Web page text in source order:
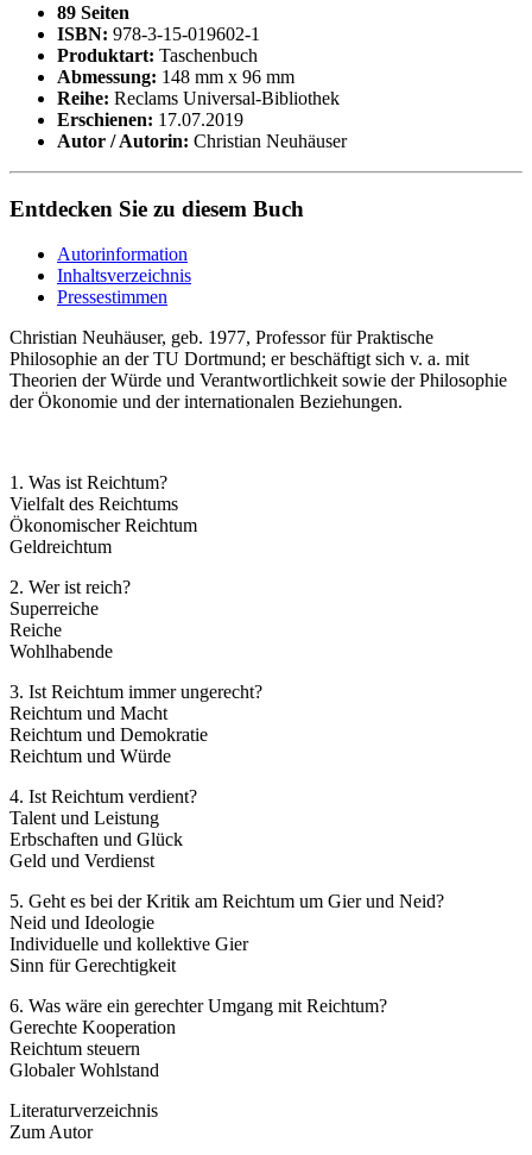
89 Seiten
ISBN: 978-3-15-019602-1
Produktart: Taschenbuch
Abmessung: 148 mm x 96 mm
Reihe: Reclams Universal-Bibliothek
Erschienen: 17.07.2019
Autor / Autorin: Christian Neuhäuser
Entdecken Sie zu diesem Buch
Autorinformation
Inhaltsverzeichnis
Pressestimmen
Christian Neuhäuser, geb. 1977, Professor für Praktische
Philosophie an der TU Dortmund; er beschäftigt sich v. a. mit
Theorien der Würde und Verantwortlichkeit sowie der Philosophie
der Ökonomie und der internationalen Beziehungen.
1. Was ist Reichtum?
Vielfalt des Reichtums
Ökonomischer Reichtum
Geldreichtum
2. Wer ist reich?
Superreiche
Reiche
Wohlhabende
3. Ist Reichtum immer ungerecht?
Reichtum und Macht
Reichtum und Demokratie
Reichtum und Würde
4. Ist Reichtum verdient?
Talent und Leistung
Erbschaften und Glück
Geld und Verdienst
5. Geht es bei der Kritik am Reichtum um Gier und Neid?
Neid und Ideologie
Individuelle und kollektive Gier
Sinn für Gerechtigkeit
6. Was wäre ein gerechter Umgang mit Reichtum?
Gerechte Kooperation
Reichtum steuern
Globaler Wohlstand
Literaturverzeichnis
Zum Autor